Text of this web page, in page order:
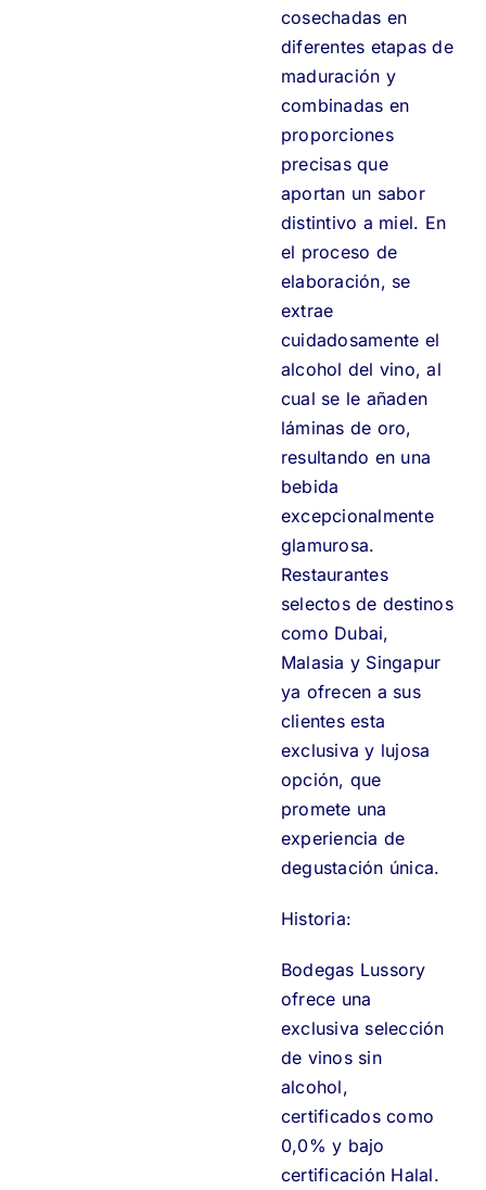
cosechadas en
diferentes etapas de
maduración y
combinadas en
proporciones
precisas que
aportan un sabor
distintivo a miel. En
el proceso de
elaboración, se
extrae
cuidadosamente el
alcohol del vino, al
cual se le añaden
láminas de oro,
resultando en una
bebida
excepcionalmente
glamurosa.
Restaurantes
selectos de destinos
como Dubai,
Malasia y Singapur
ya ofrecen a sus
clientes esta
exclusiva y lujosa
opción, que
promete una
experiencia de
degustación única.
Historia:
Bodegas Lussory
ofrece una
exclusiva selección
de vinos sin
alcohol,
certificados como
0,0% y bajo
certificación Halal.